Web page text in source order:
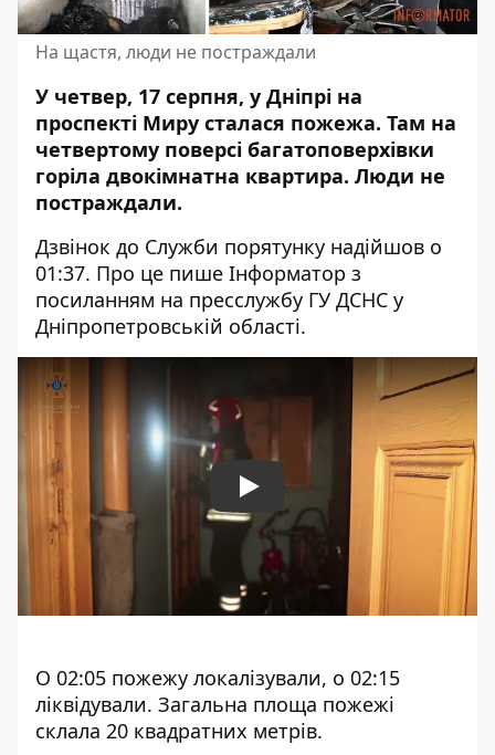
На щастя, люди не постраждали
У четвер, 17 серпня, у Дніпрі на
проспекті Миру сталася пожежа. Там на
четвертому поверсі багатоповерхівки
горіла двокімнатна квартира. Люди не
постраждали.
Дзвінок до Служби порятунку надійшов о
01:37. Про це пише Інформатор з
посиланням на пресслужбу ГУ ДСНС у
Дніпропетровській області.
Play
О 02:05 пожежу локалізували, о 02:15
ліквідували. Загальна площа пожежі
склала 20 квадратних метрів.